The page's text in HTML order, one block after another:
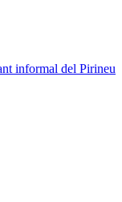
informal del Pirineu